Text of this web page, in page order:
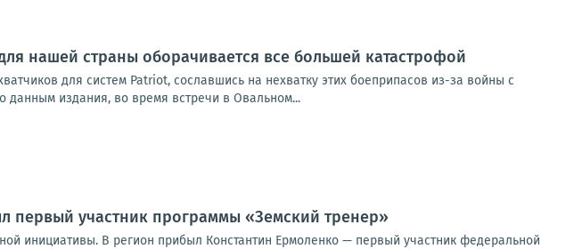
нашей страны оборачивается все большей катастрофой
для систем Patriot, сославшись на нехватку этих боеприпасов из-за войны с
данным издания, во время встречи в Овальном...
первый участник программы «Земский тренер»
инициативы. В регион прибыл Константин Ермоленко — первый участник федеральной